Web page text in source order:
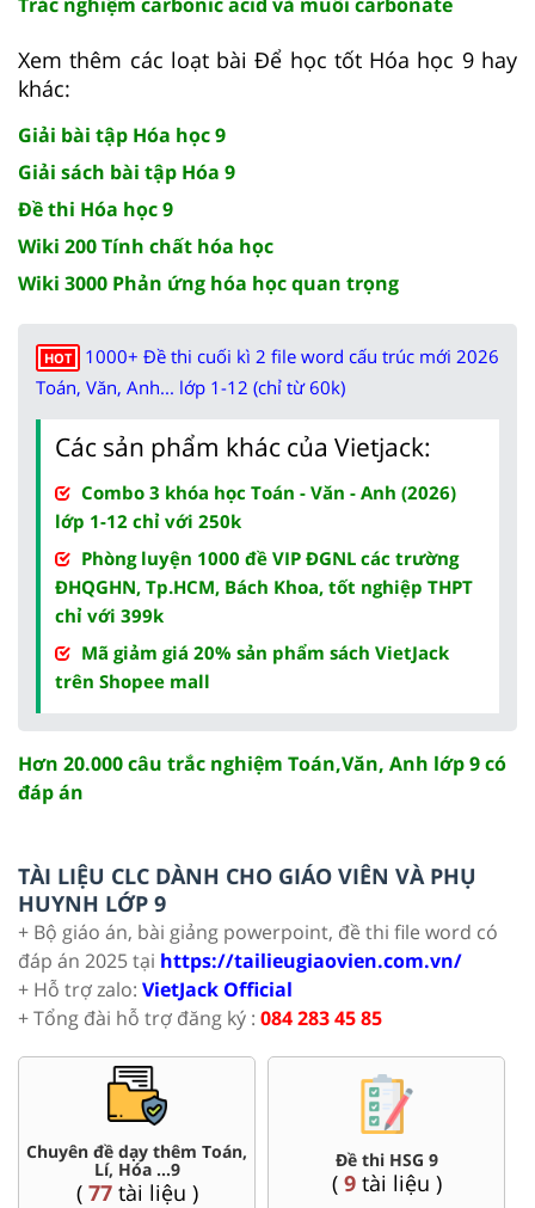
Xem thêm các loạt bài Để học tốt Hóa học 9 hay
khác:
Giải bài tập Hóa học 9
Giải sách bài tập Hóa 9
Đề thi Hóa học 9
Wiki 200 Tính chất hóa học
Wiki 3000 Phản ứng hóa học quan trọng
HOT
1000+ Đề thi cuối kì 2 file word cấu trúc mới 2026
Toán, Văn, Anh... lớp 1-12 (chỉ từ 60k)
Các sản phẩm khác của Vietjack:
Combo 3 khóa học Toán - Văn - Anh (2026)
lớp 1-12 chỉ với 250k
Phòng luyện 1000 đề VIP ĐGNL các trường
ĐHQGHN, Tp.HCM, Bách Khoa, tốt nghiệp THPT
chỉ với 399k
Mã giảm giá 20% sản phẩm sách VietJack
trên Shopee mall
Hơn 20.000 câu trắc nghiệm Toán,Văn, Anh lớp 9 có
đáp án
TÀI LIỆU CLC DÀNH CHO GIÁO VIÊN VÀ PHỤ
HUYNH LỚP 9
+ Bộ giáo án, bài giảng powerpoint, đề thi file word có
đáp án 2025 tại https://tailieugiaovien.com.vn/
+ Hỗ trợ zalo: VietJack Official
+ Tổng đài hỗ trợ đăng ký : 084 283 45 85
Chuyên đề dạy thêm Toán,
Lí, Hóa ...9
( 77tài liệu )
Đề thi HSG 9
( 9tài liệu )